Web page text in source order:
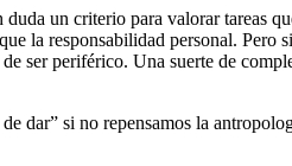
un criterio para valorar tareas
la responsabilidad personal. Pero
ser periférico. Una suerte de
dar” si no repensamos la